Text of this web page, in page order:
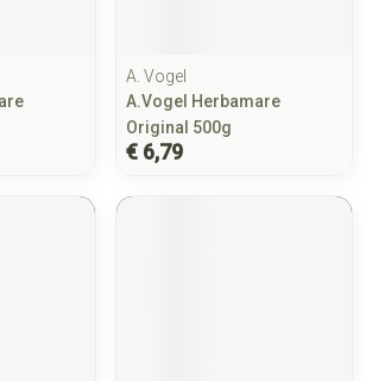
A. Vogel
A.Vogel Herbamare
Original 500g
€ 6,79